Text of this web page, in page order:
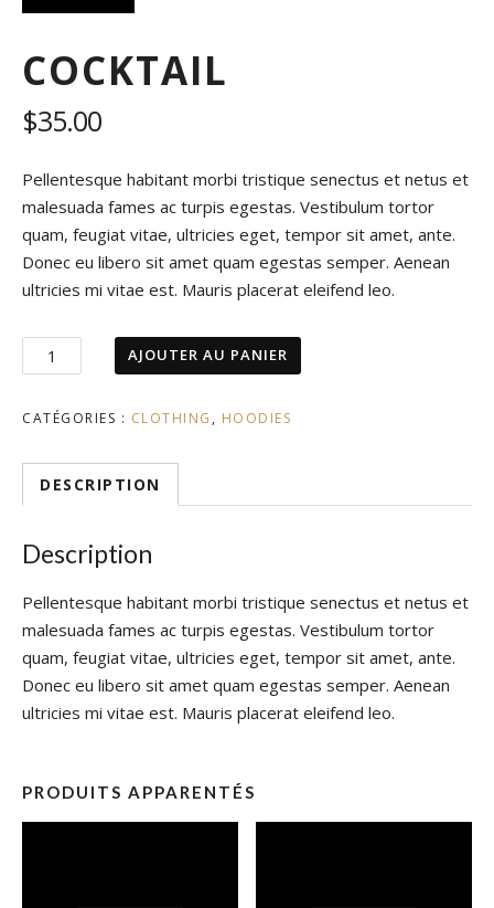
COCKTAIL
$35.00
Pellentesque habitant morbi tristique senectus et netus et
malesuada fames ac turpis egestas. Vestibulum tortor
quam, feugiat vitae, ultricies eget, tempor sit amet, ante.
Donec eu libero sit amet quam egestas semper. Aenean
ultricies mi vitae est. Mauris placerat eleifend leo.
quantité
de
AJOUTER AU PANIER
CATÉGORIES : CLOTHING , HOODIES
DESCRIPTION
Description
Pellentesque habitant morbi tristique senectus et netus et
malesuada fames ac turpis egestas. Vestibulum tortor
quam, feugiat vitae, ultricies eget, tempor sit amet, ante.
Donec eu libero sit amet quam egestas semper. Aenean
ultricies mi vitae est. Mauris placerat eleifend leo.
PRODUITS APPARENTÉS